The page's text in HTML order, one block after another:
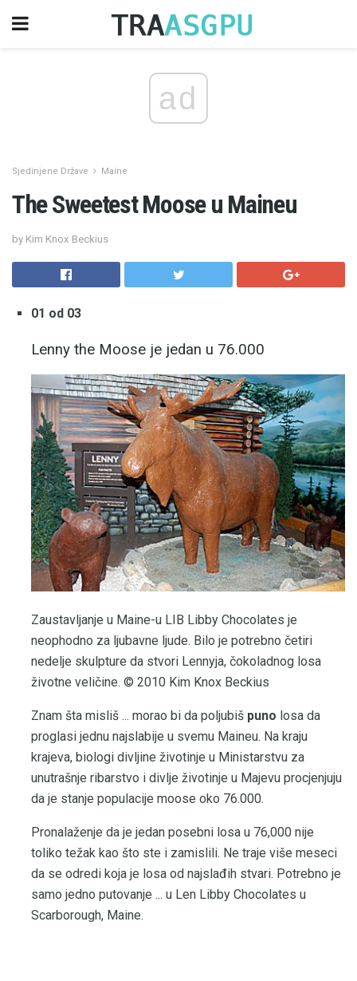
ad
Sjedinjene Države Maine
The Sweetest Moose u Maineu
by Kim Knox Beckius
01 od 03
Lenny the Moose je jedan u 76.000
Zaustavljanje u Maine-u LIB Libby Chocolates je
neophodno za ljubavne ljude. Bilo je potrebno četiri
nedelje skulpture da stvori Lennyja, čokoladnog losa
životne veličine. © 2010 Kim Knox Beckius
Znam šta misliš ... morao bi da poljubiš puno losa da
proglasi jednu najslabije u svemu Maineu. Na kraju
krajeva, biologi divljine životinje u Ministarstvu za
unutrašnje ribarstvo i divlje životinje u Majevu procjenjuju
da je stanje populacije moose oko 76.000.
Pronalaženje da je jedan posebni losa u 76,000 nije
toliko težak kao što ste i zamislili. Ne traje više meseci
da se odredi koja je losa od najslađih stvari. Potrebno je
samo jedno putovanje ... u Len Libby Chocolates u
Scarborough, Maine.